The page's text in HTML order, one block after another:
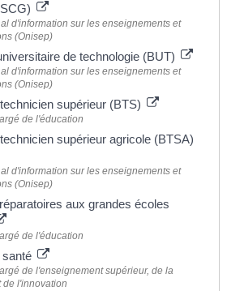
d'information sur les enseignements et
(Onisep)
de technologie (BUT)
d'information sur les enseignements et
(Onisep)
supérieur (BTS)
de l'éducation
supérieur agricole (BTSA)
d'information sur les enseignements et
(Onisep)
aux grandes écoles
de l'éducation
santé
de l'enseignement supérieur, de la
de l'innovation